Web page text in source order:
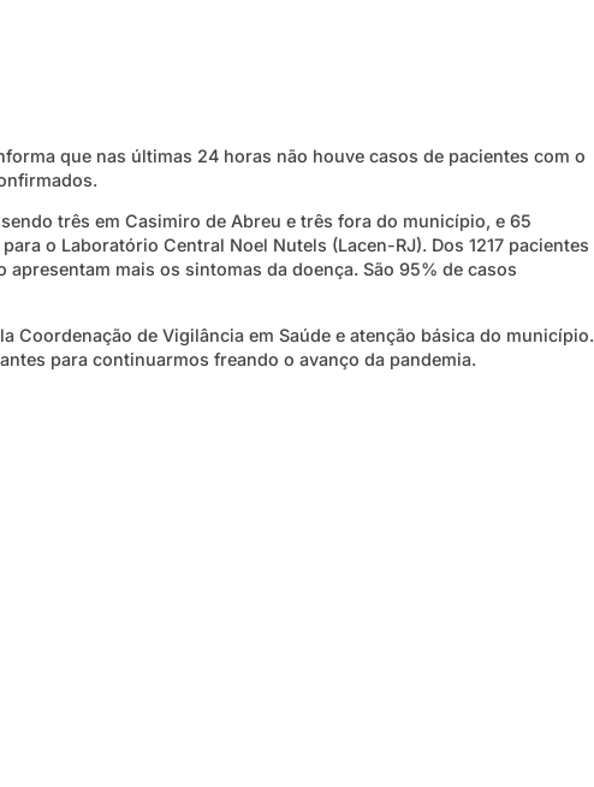
que nas últimas 24 horas não houve casos de pacientes com o
três em Casimiro de Abreu e três fora do município, e 65
o Laboratório Central Noel Nutels (Lacen-RJ). Dos 1217 pacientes
apresentam mais os sintomas da doença. São 95% de casos
Coordenação de Vigilância em Saúde e atenção básica do município.
para continuarmos freando o avanço da pandemia.